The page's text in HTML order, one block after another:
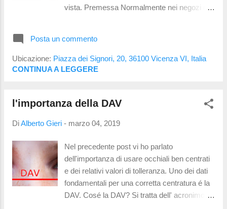
"tradizionale"viene svolto sui libri e computer,
vista. Premessa Normalmente nei negozi di
distanza tra gli assi visuali (DAV) tenendo
conto di un appoggio generico sul naso. La
valutazione della DAV é piú precisa della
centro della pupilla. L'altra misurazione
valutazione dei centri pupillari con occhiale
in considerazione non solo la distanza dei
due occhi ma anche la loro posizione in
infine le misurazioni elettroniche :
Posta un commento
Ubicazione: Piazza dei Signori, 20, 36100 Vicenza VI, Italia
CONTINUA A LEGGERE
l'importanza della DAV
DiAlberto Gieri - marzo 04, 2019
Nel precedente post vi ho parlato
dell'importanza di usare occhiali ben centrati
e dei relativi valori di tolleranza. Uno dei dati
fondamentali per una corretta centratura é la
DAV. Cosé la DAV? Si tratta dell' acronimo di